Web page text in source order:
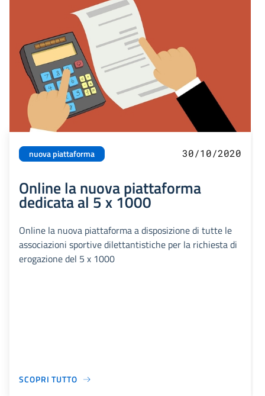
nuova piattaforma 30/10/2020
Online la nuova piattaforma
dedicata al 5 x 1000
Online la nuova piattaforma a disposizione di tutte le
associazioni sportive dilettantistiche per la richiesta di
erogazione del 5 x 1000
SCOPRI TUTTO